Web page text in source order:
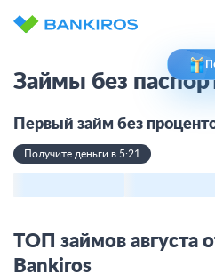
Займы без
Первый займ без
Получите деньги в 5:21
ТОП займов августа
Bankiros